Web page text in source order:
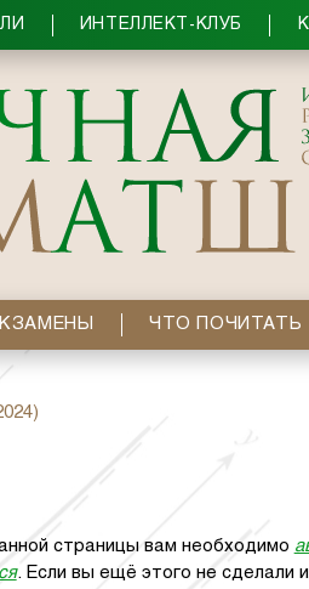
ИНТЕЛЛЕКТ-КЛУБ
ЧТО ПОЧИТАТЬ
страницы вам необходимо
. Если вы ещё этого не сделали